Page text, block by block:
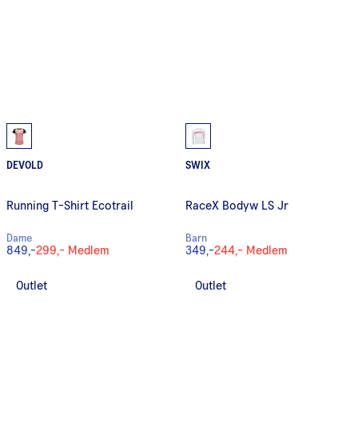
DEVOLD
Running T-Shirt Ecotrail
Dame
849,-299,- Medlem
SWIX
RaceX Bodyw LS Jr
Barn
349,-244,- Medlem
Outlet Outlet